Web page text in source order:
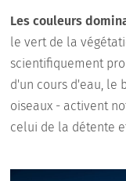
Les couleurs
le vert de la
scientifiquement
d'un cours d'eau, le
oiseaux - activent
celui de la détente